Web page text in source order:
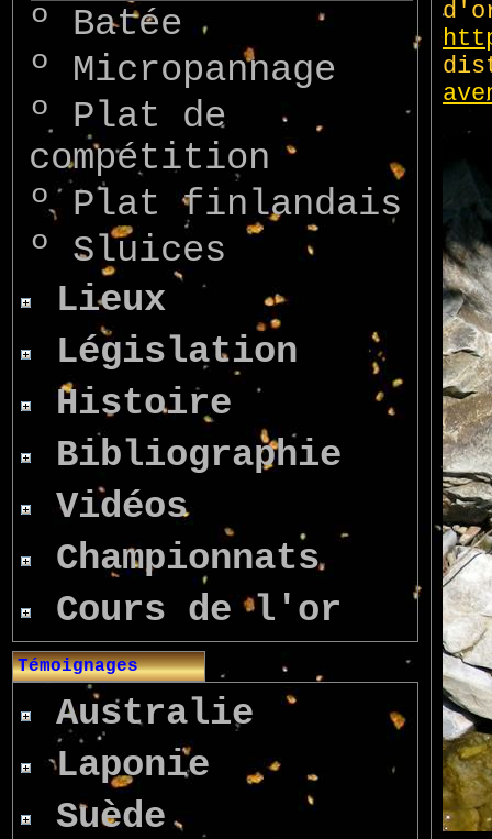
º Batée
º Micropannage
º Plat de
compétition
ºPlat finlandais
º Sluices
Lieux
Législation
Histoire
Bibliographie
Vidéos
Championnats
Cours de l'or
Témoignages
Australie
Laponie
Suède